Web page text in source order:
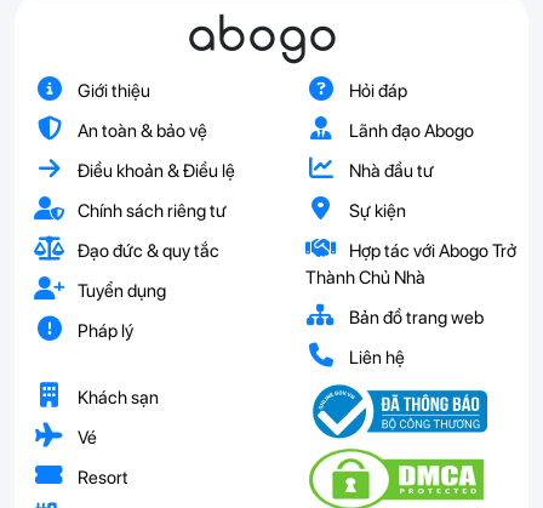
abogo
Giới thiệu
An toàn & bảo vệ
Điều khoản & Điều lệ
Chính sách riêng tư
Đạo đức & quy tắc
Tuyển dụng
Pháp lý
Hỏi đáp
Lãnh đạo Abogo
Nhà đầu tư
Sự kiện
Hợp tác với Abogo Trở
Thành Chủ Nhà
Bản đồ trang web
Liên hệ
Khách sạn
Vé
Resort